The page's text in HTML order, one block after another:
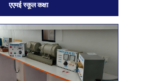
एएमई स्कूल कक्षा